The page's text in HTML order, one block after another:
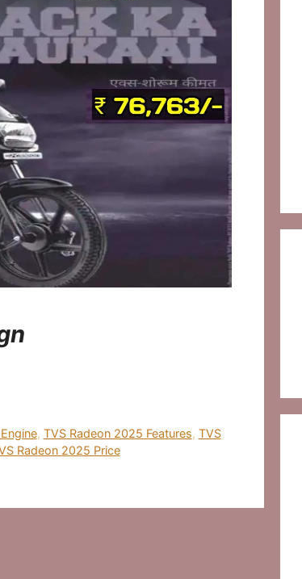
, TVS Radeon 2025 Features, TVS
Radeon 2025 Price